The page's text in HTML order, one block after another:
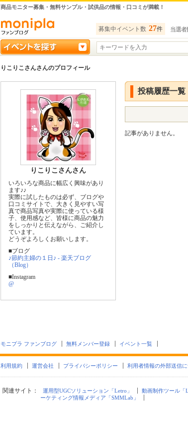
商品モニター募集・無料サンプル・試供品の情報・口コミが満載！
募集中イベント数 27件 当選者
りこりこさんさんのプロフィール
りこりこさんさん
いろいろな商品に幅広く興味があり
ます♪♪
実際に試したものは必ず、ブログや
口コミサイトで、大きく見やすい写
真で商品写真や実際に使っている様
子、使用感など、皆様に商品の魅力
をしっかりと伝えながら、ご紹介し
ています。
どうぞよろしくお願いします。
■ブログ
♪節約主婦の１日♪ - 楽天ブログ
（Blog）
■Instagram
@
投稿履歴一覧
記事がありません。
モニプラ ファンブログ 無料メンバー登録 イベント一覧
利用規約 運営会社 プライバシーポリシー 利用者情報の外部送信
関連サイト： 運用型UGCソリューション「Letro」 動画制作ツール「
ーケティング情報メディア「SMMLab」